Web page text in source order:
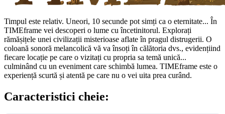
Timpul este relativ. Uneori, 10 secunde pot simți ca o eternitate... În
TIMEframe vei descoperi o lume cu încetinitorul. Explorați
rămășițele unei civilizații misterioase aflate în pragul distrugerii. O
coloană sonoră melancolică vă va însoți în călătoria dvs., evidențiind
fiecare locație pe care o vizitați cu propria sa temă unică...
culminând cu un eveniment care schimbă lumea. TIMEframe este o
experiență scurtă și atentă pe care nu o vei uita prea curând.
Caracteristici cheie: